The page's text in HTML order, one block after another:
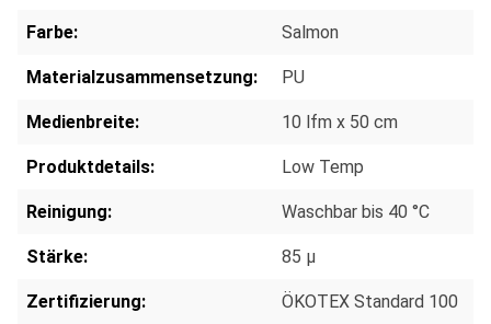
Farbe: Salmon
Materialzusammensetzung: PU
Medienbreite: 10 lfm x 50 cm
Produktdetails: Low Temp
Reinigung: Waschbar bis 40 °C
Stärke: 85 µ
Zertifizierung: ÖKOTEX Standard 100